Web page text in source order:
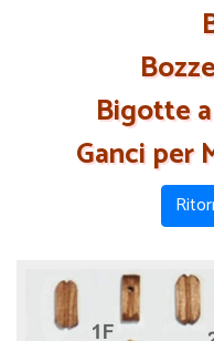
Bigotte
Ganci per